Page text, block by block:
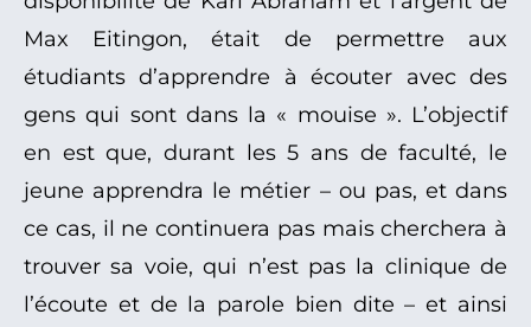
Max Eitingon, était de permettre aux
étudiants d’apprendre à écouter avec des
gens qui sont dans la « mouise ». L’objectif
en est que, durant les 5 ans de faculté, le
jeune apprendra le métier – ou pas, et dans
ce cas, il ne continuera pas mais cherchera à
trouver sa voie, qui n’est pas la clinique de
l’écoute et de la parole bien dite – et ainsi